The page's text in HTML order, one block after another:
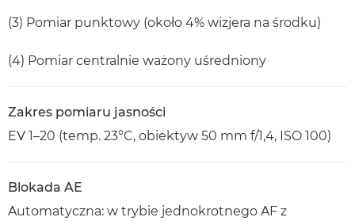
(3) Pomiar punktowy (około 4% wizjera na środku)
(4) Pomiar centralnie ważony uśredniony
Zakres pomiaru jasności
EV 1–20 (temp. 23°C, obiektyw 50 mm f/1,4, ISO 100)
Blokada AE
Automatyczna: w trybie jednokrotnego AF z